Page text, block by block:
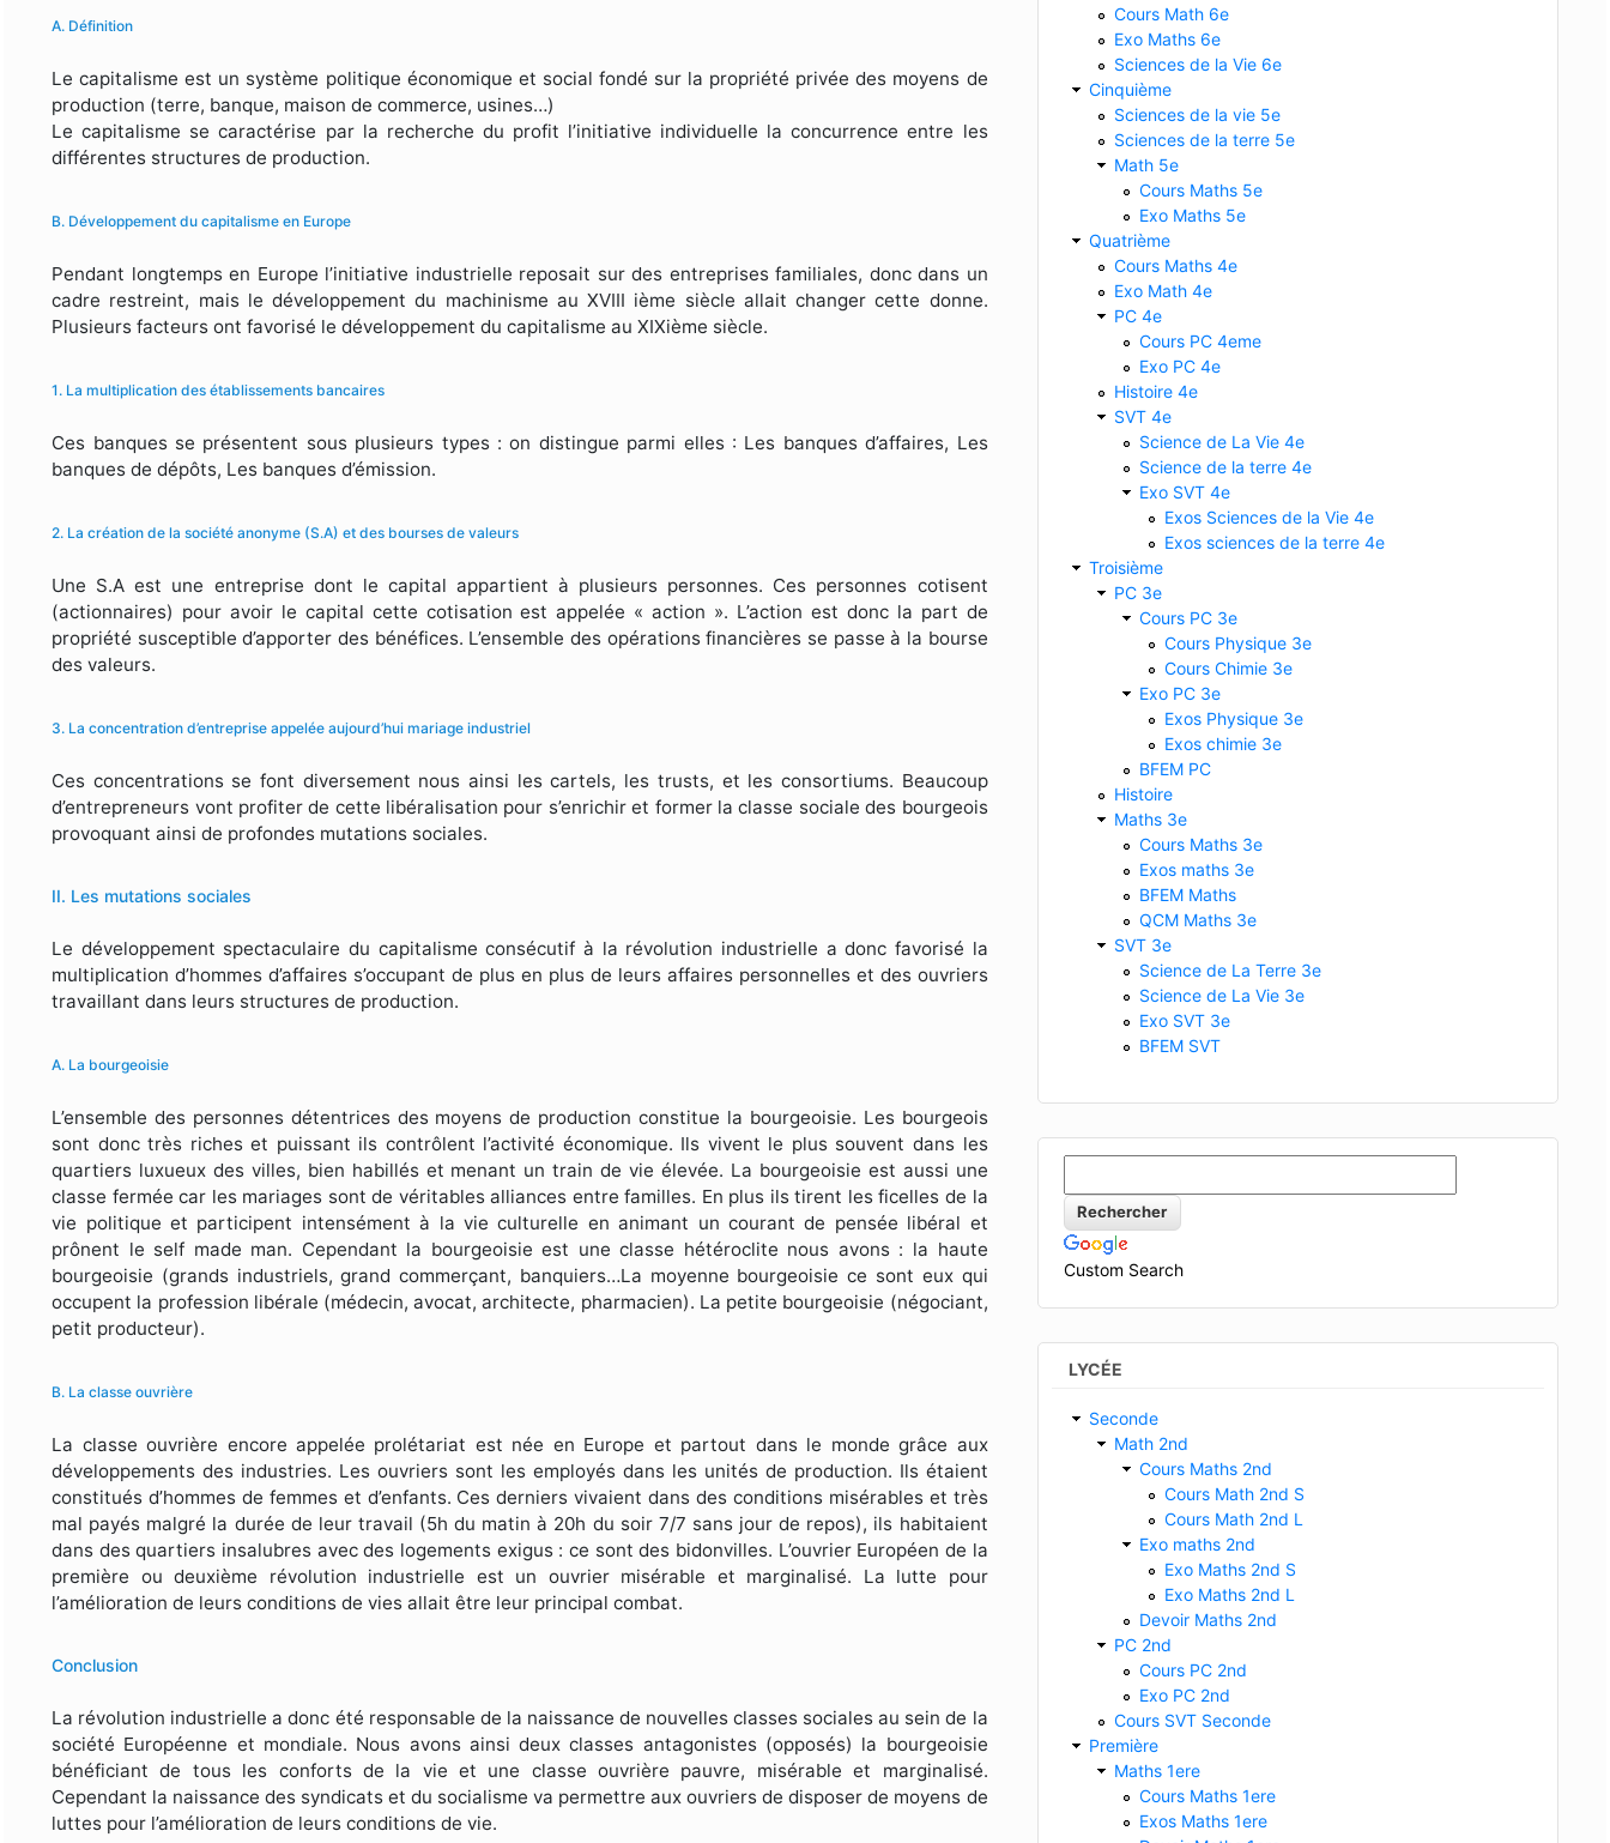
A. Définition
Le capitalisme est un système politique économique et social fondé sur la propriété privée des moyens de
production (terre, banque, maison de commerce, usines…)
Le capitalisme se caractérise par la recherche du profit l’initiative individuelle la concurrence entre les
différentes structures de production.
B. Développement du capitalisme en Europe
Pendant longtemps en Europe l’initiative industrielle reposait sur des entreprises familiales, donc dans un
cadre restreint, mais le développement du machinisme au XVIII ième siècle allait changer cette donne.
Plusieurs facteurs ont favorisé le développement du capitalisme au XIXième siècle.
1. La multiplication des établissements bancaires
Ces banques se présentent sous plusieurs types : on distingue parmi elles : Les banques d’affaires, Les
banques de dépôts, Les banques d’émission.
2. La création de la société anonyme (S.A) et des bourses de valeurs
Une S.A est une entreprise dont le capital appartient à plusieurs personnes. Ces personnes cotisent
(actionnaires) pour avoir le capital cette cotisation est appelée « action ». L’action est donc la part de
propriété susceptible d’apporter des bénéfices. L’ensemble des opérations financières se passe à la bourse
des valeurs.
3. La concentration d’entreprise appelée aujourd’hui mariage industriel
Ces concentrations se font diversement nous ainsi les cartels, les trusts, et les consortiums. Beaucoup
d’entrepreneurs vont profiter de cette libéralisation pour s’enrichir et former la classe sociale des bourgeois
provoquant ainsi de profondes mutations sociales.
II. Les mutations sociales
Le développement spectaculaire du capitalisme consécutif à la révolution industrielle a donc favorisé la
multiplication d’hommes d’affaires s’occupant de plus en plus de leurs affaires personnelles et des ouvriers
travaillant dans leurs structures de production.
A. La bourgeoisie
L’ensemble des personnes détentrices des moyens de production constitue la bourgeoisie. Les bourgeois
sont donc très riches et puissant ils contrôlent l’activité économique. Ils vivent le plus souvent dans les
quartiers luxueux des villes, bien habillés et menant un train de vie élevée. La bourgeoisie est aussi une
classe fermée car les mariages sont de véritables alliances entre familles. En plus ils tirent les ficelles de la
vie politique et participent intensément à la vie culturelle en animant un courant de pensée libéral et
prônent le self made man. Cependant la bourgeoisie est une classe hétéroclite nous avons : la haute
bourgeoisie (grands industriels, grand commerçant, banquiers…La moyenne bourgeoisie ce sont eux qui
occupent la profession libérale (médecin, avocat, architecte, pharmacien). La petite bourgeoisie (négociant,
petit producteur).
B. La classe ouvrière
La classe ouvrière encore appelée prolétariat est née en Europe et partout dans le monde grâce aux
développements des industries. Les ouvriers sont les employés dans les unités de production. Ils étaient
constitués d’hommes de femmes et d’enfants. Ces derniers vivaient dans des conditions misérables et très
mal payés malgré la durée de leur travail (5h du matin à 20h du soir 7/7 sans jour de repos), ils habitaient
dans des quartiers insalubres avec des logements exigus : ce sont des bidonvilles. L’ouvrier Européen de la
première ou deuxième révolution industrielle est un ouvrier misérable et marginalisé. La lutte pour
l’amélioration de leurs conditions de vies allait être leur principal combat.
Conclusion
La révolution industrielle a donc été responsable de la naissance de nouvelles classes sociales au sein de la
société Européenne et mondiale. Nous avons ainsi deux classes antagonistes (opposés) la bourgeoisie
bénéficiant de tous les conforts de la vie et une classe ouvrière pauvre, misérable et marginalisé.
Cependant la naissance des syndicats et du socialisme va permettre aux ouvriers de disposer de moyens de
luttes pour l’amélioration de leurs conditions de vie.
Cours Math 6e
Exo Maths 6e
Sciences de la Vie 6e
Cinquième
Sciences de la vie 5e
Sciences de la terre 5e
Math 5e
Cours Maths 5e
Exo Maths 5e
Quatrième
Cours Maths 4e
Exo Math 4e
PC 4e
Cours PC 4eme
Exo PC 4e
Histoire 4e
SVT 4e
Science de La Vie 4e
Science de la terre 4e
Exo SVT 4e
Exos Sciences de la Vie 4e
Exos sciences de la terre 4e
Troisième
PC 3e
Cours PC 3e
Cours Physique 3e
Cours Chimie 3e
Exo PC 3e
Exos Physique 3e
Exos chimie 3e
BFEM PC
Histoire
Maths 3e
Cours Maths 3e
Exos maths 3e
BFEM Maths
QCM Maths 3e
SVT 3e
Science de La Terre 3e
Science de La Vie 3e
Exo SVT 3e
BFEM SVT
Custom Search
LYCÉE
Seconde
Math 2nd
Cours Maths 2nd
Cours Math 2nd S
Cours Math 2nd L
Exo maths 2nd
Exo Maths 2nd S
Exo Maths 2nd L
Devoir Maths 2nd
PC 2nd
Cours PC 2nd
Exo PC 2nd
Cours SVT Seconde
Première
Maths 1ere
Cours Maths 1ere
Exos Maths 1ere